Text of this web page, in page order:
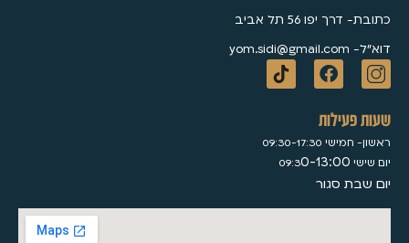
כתובת- דרך יפו 56 תל אביב
דוא״ל- yom.sidi@gmail.com
שעות פעילות
ראשון- חמישי 09:30-17:30
יום שישי 09:3 0-13:00
יום שבת סגור